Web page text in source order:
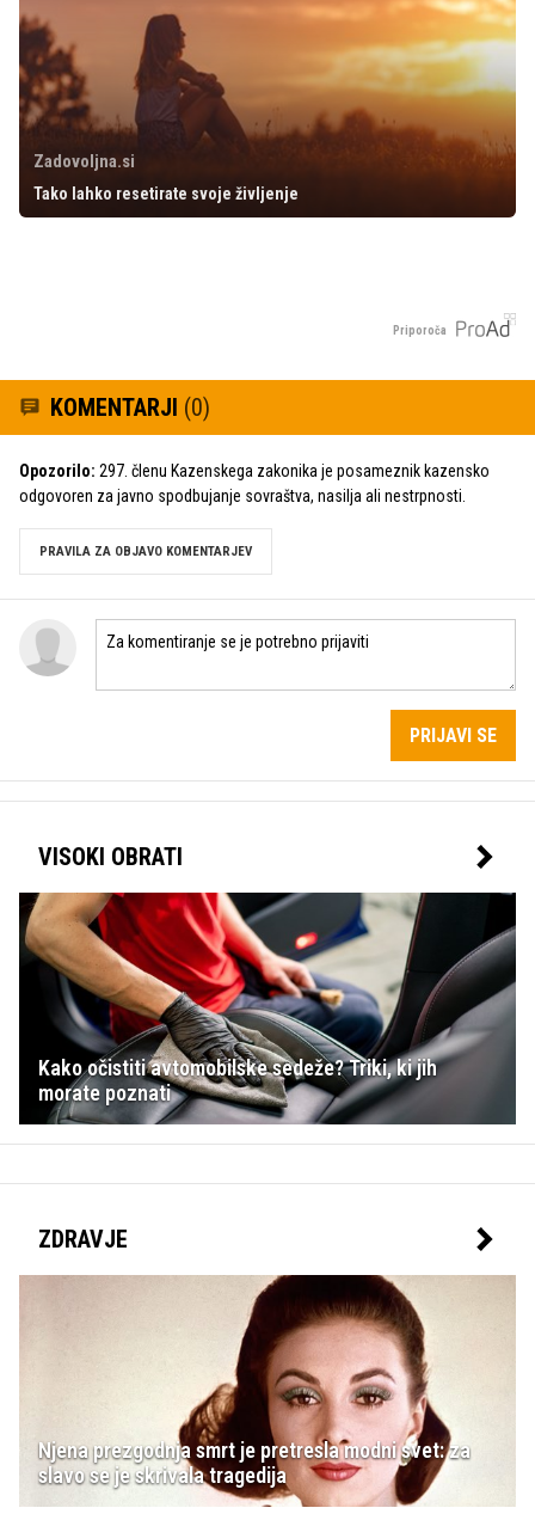
Zadovoljna.si
Tako lahko resetirate svoje življenje
Priporoča
KOMENTARJI (0)
Opozorilo: 297. členu Kazenskega zakonika je posameznik kazensko
odgovoren za javno spodbujanje sovraštva, nasilja ali nestrpnosti.
PRAVILA ZA OBJAVO KOMENTARJEV
PRIJAVI SE
VISOKI OBRATI
Kako očistiti avtomobilske sedeže? Triki, ki jih
morate poznati
ZDRAVJE
Njena prezgodnja smrt je pretresla modni svet: za
slavo se je skrivala tragedija